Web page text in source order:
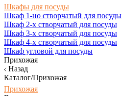
Шкафы для посуды
Шкаф 1-но створчатый для посуды
Шкаф 2-х створчатый для посуды
Шкаф 3-х створчатый для посуды
Шкаф 4-х створчатый для посуды
Шкаф угловой для посуды
Прихожая
Назад
Каталог/Прихожая
Прихожая